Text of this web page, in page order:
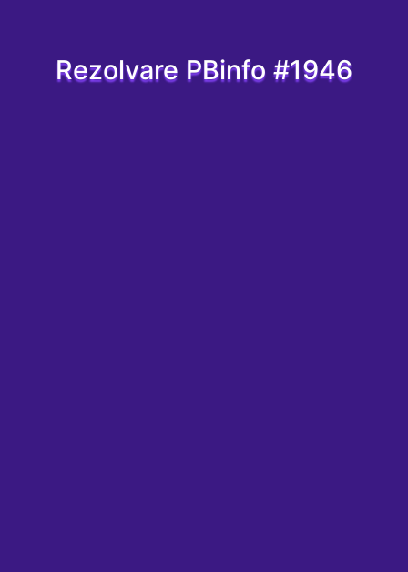
Rezolvare PBinfo #1946